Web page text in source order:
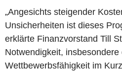
„Angesichts steigender
Unsicherheiten ist dieses
erklärte Finanzvorstand Till
Notwendigkeit, insbesondere
Wettbewerbsfähigkeit im